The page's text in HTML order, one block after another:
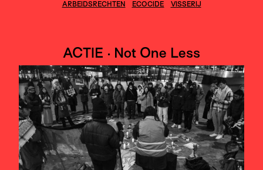
ARBEIDSRECHTEN ECOCIDE VISSERIJ
ACTIE · Not One Less